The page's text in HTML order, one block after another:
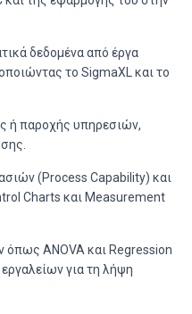
δεδομένα από έργα
το SigmaXL και το
ή παροχής υπηρεσιών,
(Process Capability) και
Charts και Measurement
όπως ANOVA και Regression
για τη λήψη